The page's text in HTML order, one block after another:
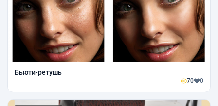
Бьюти-ретушь
70 0